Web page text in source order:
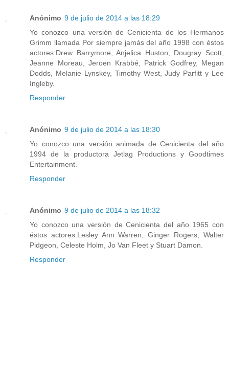
Anónimo 9 de julio de 2014 a las 18:29
Yo conozco una versión de Cenicienta de los Hermanos
Grimm llamada Por siempre jamás del año 1998 con éstos
actores:Drew Barrymore, Anjelica Huston, Dougray Scott,
Jeanne Moreau, Jeroen Krabbé, Patrick Godfrey, Megan
Dodds, Melanie Lynskey, Timothy West, Judy Parfitt y Lee
Ingleby.
Responder
Anónimo 9 de julio de 2014 a las 18:30
Yo conozco una versión animada de Cenicienta del año
1994 de la productora Jetlag Productions y Goodtimes
Entertainment.
Responder
Anónimo 9 de julio de 2014 a las 18:32
Yo conozco una versión de Cenicienta del año 1965 con
éstos actores:Lesley Ann Warren, Ginger Rogers, Walter
Pidgeon, Celeste Holm, Jo Van Fleet y Stuart Damon.
Responder